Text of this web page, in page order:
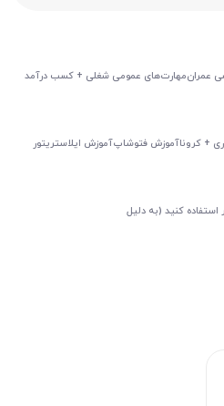
عمرانمهارت‌های عمومی شغلی + کسب درآمد
+ کروناآموزش فتوشاپآموزش ایلاستریتور
استفاده کنید (به دلیل